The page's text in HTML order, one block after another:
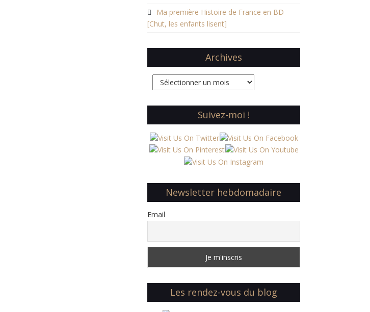
Ma première Histoire de France en BD
[Chut, les enfants lisent]
Archives
Archives
Suivez-moi !
Newsletter hebdomadaire
Email
Les rendez-vous du blog